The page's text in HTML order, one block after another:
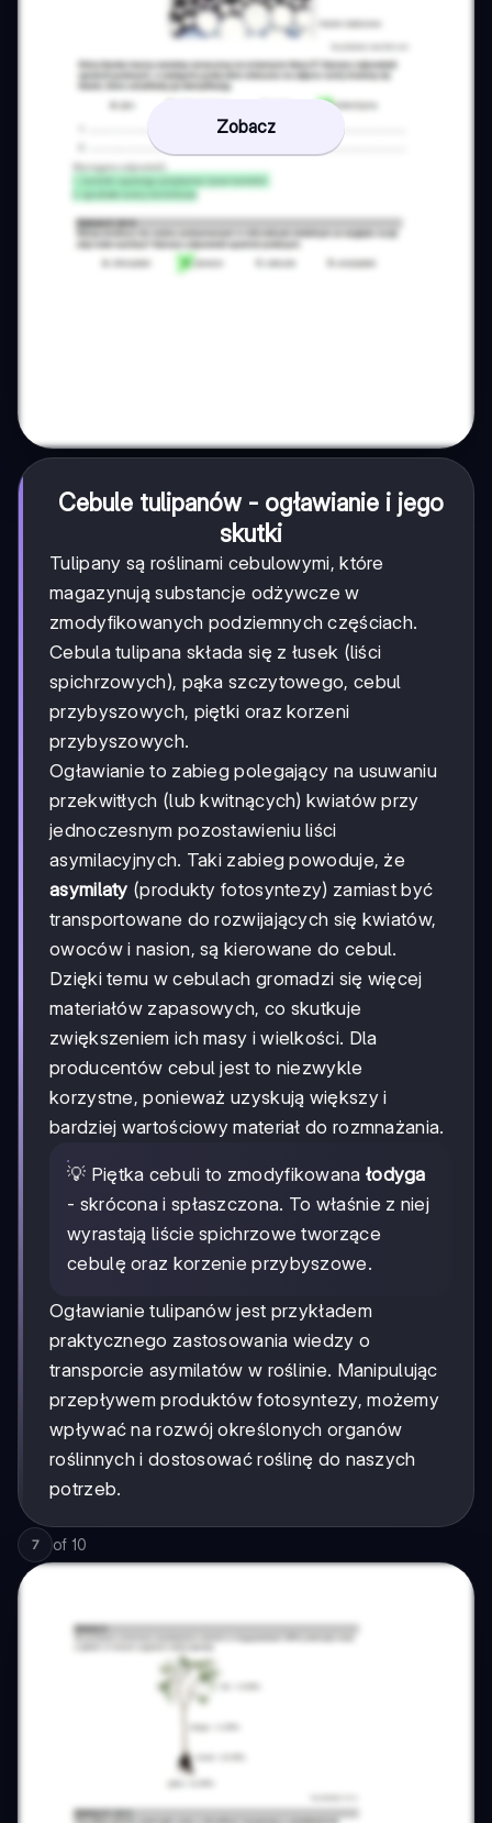
Zobacz
Cebule tulipanów - ogławianie i jego
skutki
Tulipany są roślinami cebulowymi, które
magazynują substancje odżywcze w
zmodyfikowanych podziemnych częściach.
Cebula tulipana składa się z łusek (liści
spichrzowych), pąka szczytowego, cebul
przybyszowych, piętki oraz korzeni
przybyszowych.
Ogławianie to zabieg polegający na usuwaniu
przekwitłych (lub kwitnących) kwiatów przy
jednoczesnym pozostawieniu liści
asymilacyjnych. Taki zabieg powoduje, że
asymilaty (produkty fotosyntezy) zamiast być
transportowane do rozwijających się kwiatów,
owoców i nasion, są kierowane do cebul.
Dzięki temu w cebulach gromadzi się więcej
materiałów zapasowych, co skutkuje
zwiększeniem ich masy i wielkości. Dla
producentów cebul jest to niezwykle
korzystne, ponieważ uzyskują większy i
bardziej wartościowy materiał do rozmnażania.
💡 Piętka cebuli to zmodyfikowana łodyga
- skrócona i spłaszczona. To właśnie z niej
wyrastają liście spichrzowe tworzące
cebulę oraz korzenie przybyszowe.
Ogławianie tulipanów jest przykładem
praktycznego zastosowania wiedzy o
transporcie asymilatów w roślinie. Manipulując
przepływem produktów fotosyntezy, możemy
wpływać na rozwój określonych organów
roślinnych i dostosować roślinę do naszych
potrzeb.
7 of 10